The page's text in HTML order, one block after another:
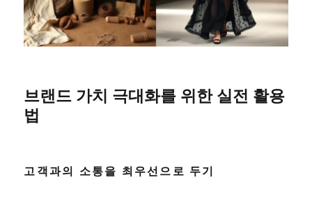
브랜드 가치 극대화를 위한 실전 활용
법
고객과의 소통을 최우선으로 두기